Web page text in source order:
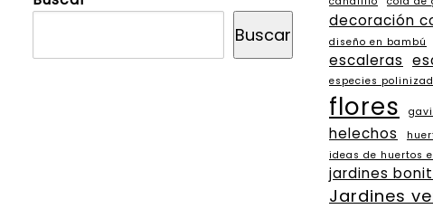
Buscar
decoración
diseño en bambú
escaleras
especies
flores
helechos
ideas de huertos
jardines
Jardines